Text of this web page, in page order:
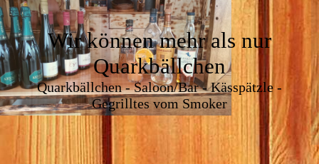
Wir können mehr als nur
Quarkbällchen
Quarkbällchen - Saloon/Bar - Kässpätzle -
Gegrilltes vom Smoker